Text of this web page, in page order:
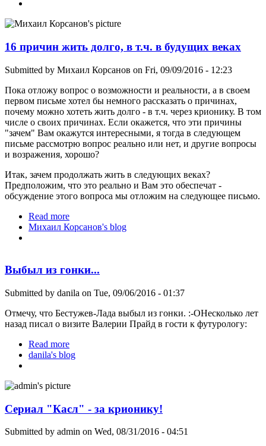
16 причин жить долго, в т.ч. в будущих веках
Submitted by Михаил Корсанов on Fri, 09/09/2016 - 12:23
Пока отложу вопрос о возможности и реальности, а в своем
первом письме хотел бы немного рассказать о причинах,
почему можно хотеть жить долго - в т.ч. через крионику. В том
числе о своих причинах. Если окажется, что эти причины
"зачем" Вам окажутся интересными, я тогда в следующем
письме рассмотрю вопрос реально или нет, и другие вопросы
и возражения, хорошо?
Итак, зачем продолжать жить в следующих веках?
Предположим, что это реально и Вам это обеспечат -
обсуждение этого вопроса мы отложим на следующее письмо.
Read more
веках
Михаил Корсанов's blog
Выбыл из гонки...
Submitted by danila on Tue, 09/06/2016 - 01:37
Отмечу, что Бестужев-Лада выбыл из гонки. :-OНесколько лет
назад писал о визите Валерии Прайд в гости к футурологу:
Read more
danila's blog
Сериал "Касл" - за крионику!
Submitted by admin on Wed, 08/31/2016 - 04:51